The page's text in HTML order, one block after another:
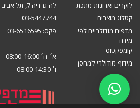
לוקרים וארונות מתכת
קטלוג מוצרים
מדפים מודולריים לפי
מידה
קומפקטוס
מידוף מודולרי למחסן
לה גרדיה 7, תל אביב
03-5447744
פקס: 03-6516595
א׳-ה׳ 08:00-16:00
ו׳ 08:00-14:30